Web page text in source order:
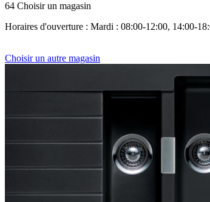
64 Choisir un magasin
Horaires d'ouverture : Mardi : 08:00-12:00, 14:00-
Choisir un autre magasin